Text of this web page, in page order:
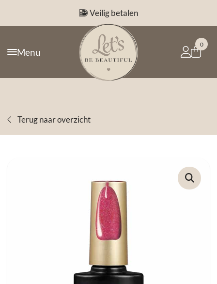
Veilig betalen
Menu
0
Terug naar overzicht